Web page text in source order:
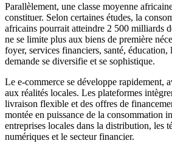
Parallèlement, une classe moyenne
constituer. Selon certaines études, la
africains pourrait atteindre 2 500 milliards
ne se limite plus aux biens de première
foyer, services financiers, santé,
demande se diversifie et se sophistique.
Le e-commerce se développe rapidement,
aux réalités locales. Les plateformes
livraison flexible et des offres de
montée en puissance de la consommation
entreprises locales dans la distribution, les
numériques et le secteur financier.